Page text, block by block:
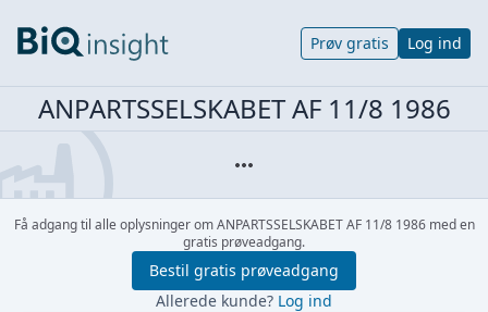
Prøv gratis Log ind
ANPARTSSELSKABET AF 11/8 1986
Få adgang til alle oplysninger om ANPARTSSELSKABET AF 11/8 1986 med en
gratis prøveadgang.
Bestil gratis prøveadgang
Allerede kunde? Log ind